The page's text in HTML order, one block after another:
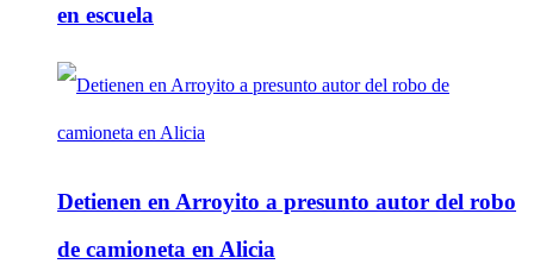
en escuela
Detienen en Arroyito a presunto autor del robo
de camioneta en Alicia